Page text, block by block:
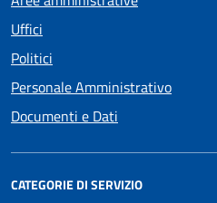
Uffici
Politici
Personale Amministrativo
Documenti e Dati
CATEGORIE DI SERVIZIO